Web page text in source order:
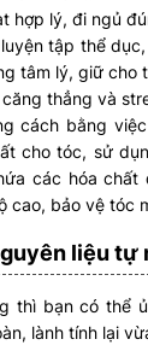
hợp lý, đi ngủ
tập thể
tâm lý, giữ cho
thẳng và
cách bằng
cho tóc, sử
các hóa chất
cao, bảo vệ tóc
liệu tự
thì bạn có thể
lành tính lại